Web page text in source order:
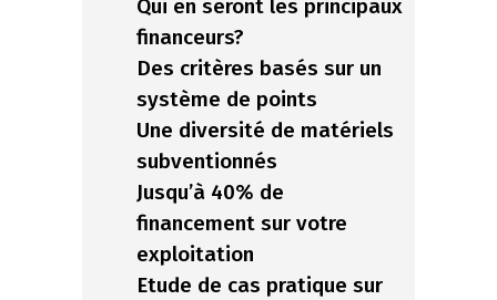
Qui en seront les principaux
financeurs?
Des critères basés sur un
système de points
Une diversité de matériels
subventionnés
Jusqu’à 40% de
financement sur votre
exploitation
Etude de cas pratique sur